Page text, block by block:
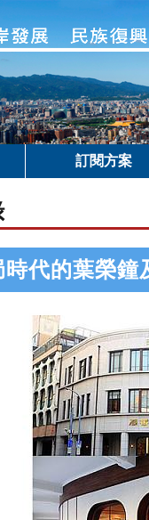
訂閱方案
時代的葉榮鐘